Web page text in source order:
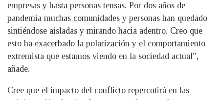
empresas y hasta personas tensas. Por dos años de
pandemia muchas comunidades y personas han quedado
sintiéndose aisladas y mirando hacia adentro. Creo que
esto ha exacerbado la polarización y el comportamiento
extremista que estamos viendo en la sociedad actual”,
añade.
Cree que el impacto del conflicto repercutirá en las